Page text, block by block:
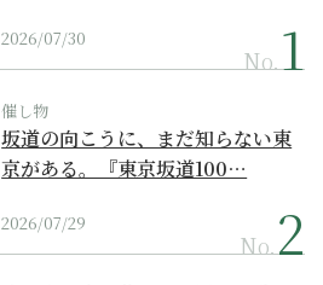
2026/07/30
No.
催し物
坂道の向こうに、まだ知らない東
京がある。『東京坂道100…
2026/07/29
No.